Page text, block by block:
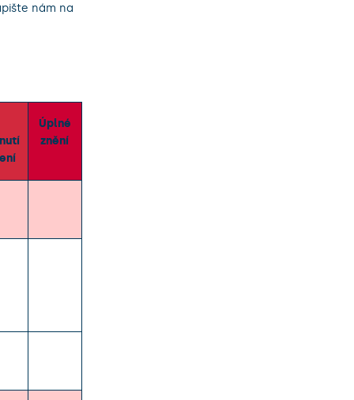
nám na
Úplné
znění